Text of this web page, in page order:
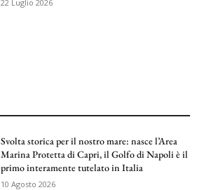
22 Luglio 2026
Svolta storica per il nostro mare: nasce l’Area
Marina Protetta di Capri, il Golfo di Napoli è il
primo interamente tutelato in Italia
10 Agosto 2026